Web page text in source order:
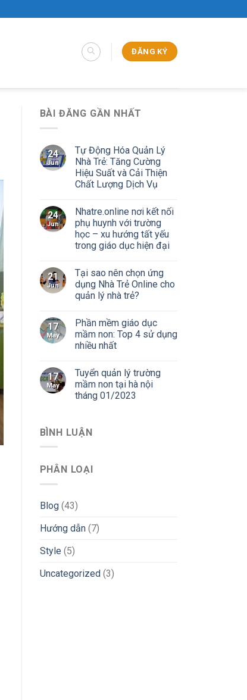
ĐĂNG KÝ
BÀI ĐĂNG GẦN NHẤT
24
Jun
Tự Động Hóa Quản Lý
Nhà Trẻ: Tăng Cường
Hiệu Suất và Cải Thiện
Chất Lượng Dịch Vụ
24
Jun
Nhatre.online nơi kết nối
phụ huynh với trường
học – xu hướng tất yếu
trong giáo dục hiện đại
21
Jun
Tại sao nên chọn ứng
dụng Nhà Trẻ Online cho
quản lý nhà trẻ?
17
May
Phần mềm giáo dục
mầm non: Top 4 sử dụng
nhiều nhất
17
May
Tuyển quản lý trường
mầm non tại hà nội
tháng 01/2023
BÌNH LUẬN
PHÂN LOẠI
Blog(43)
Hướng dẫn(7)
Style (5)
Uncategorized(3)